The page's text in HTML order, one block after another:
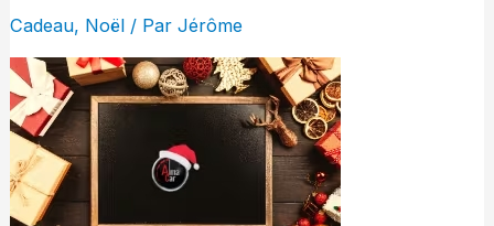
Cadeau, Noël/ Par Jérôme
un
cadeau
de
Noël
exceptionnel